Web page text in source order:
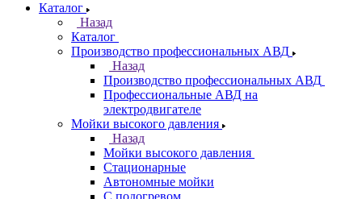
Каталог
Назад
Каталог
Производство профессиональных АВД
Назад
Производство профессиональных АВД
Профессиональные АВД на
электродвигателе
Мойки высокого давления
Назад
Мойки высокого давления
Стационарные
Автономные мойки
С подогревом